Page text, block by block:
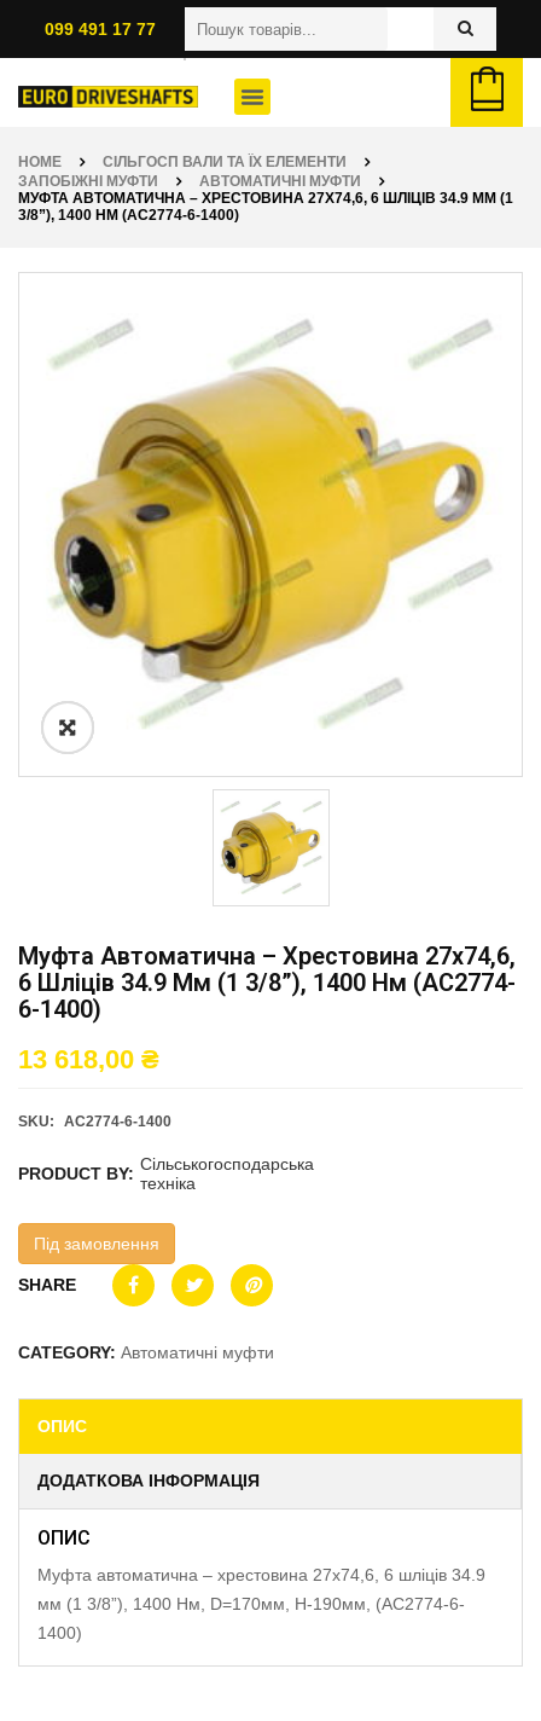
099 491 17 77
HOME
СІЛЬГОСП ВАЛИ ТА ЇХ ЕЛЕМЕНТИ
ЗАПОБІЖНІ МУФТИ
АВТОМАТИЧНІ МУФТИ
МУФТА АВТОМАТИЧНА – ХРЕСТОВИНА 27Х74,6, 6 ШЛІЦІВ 34.9 ММ (1
3/8”), 1400 НМ (AC2774-6-1400)
Муфта Автоматична – Хрестовина 27х74,6,
6 Шліців 34.9 Мм (1 3/8”), 1400 Нм (AC2774-
6-1400)
13 618,00 ₴
SKU: AC2774-6-1400
PRODUCT BY: Сільськогосподарська
техніка
Під замовлення
SHARE
CATEGORY: Автоматичні муфти
ОПИС
ДОДАТКОВА ІНФОРМАЦІЯ
ОПИС
Муфта автоматична – хрестовина 27х74,6, 6 шліців 34.9
мм (1 3/8”), 1400 Нм, D=170мм, H-190мм, (AC2774-6-
1400)